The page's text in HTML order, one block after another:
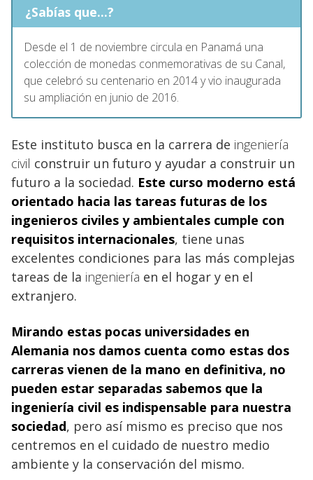
¿Sabías que...?
Desde el 1 de noviembre circula en Panamá una
colección de monedas conmemorativas de su Canal,
que celebró su centenario en 2014 y vio inaugurada
su ampliación en junio de 2016.
Este instituto busca en la carrera de ingeniería
civil construir un futuro y ayudar a construir un
futuro a la sociedad. Este curso moderno está
orientado hacia las tareas futuras de los
ingenieros civiles y ambientales cumple con
requisitos internacionales, tiene unas
excelentes condiciones para las más complejas
tareas de la ingeniería en el hogar y en el
extranjero.
Mirando estas pocas universidades en
Alemania nos damos cuenta como estas dos
carreras vienen de la mano en definitiva, no
pueden estar separadas sabemos que la
ingeniería civil es indispensable para nuestra
sociedad, pero así mismo es preciso que nos
centremos en el cuidado de nuestro medio
ambiente y la conservación del mismo.